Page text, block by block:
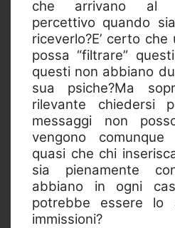
che arrivano al
percettivo quando
riceverlo?E’ certo
possa “filtrare”
questi non abbiano
sua psiche?Ma
rilevante chiedersi
messaggi non
vengono comunque
quasi che chi
sia pienamente
abbiano in ogni
potrebbe essere lo
immissioni?